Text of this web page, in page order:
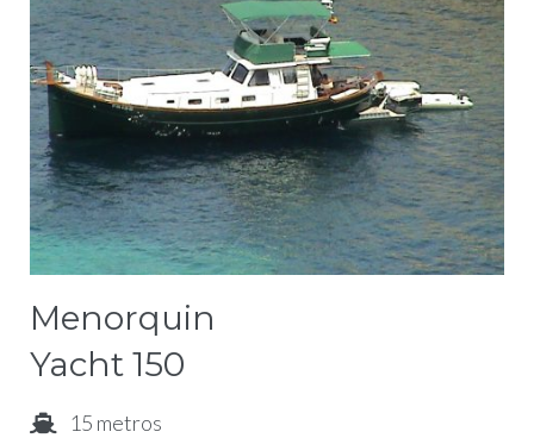
Menorquin
Yacht 150
15 metros